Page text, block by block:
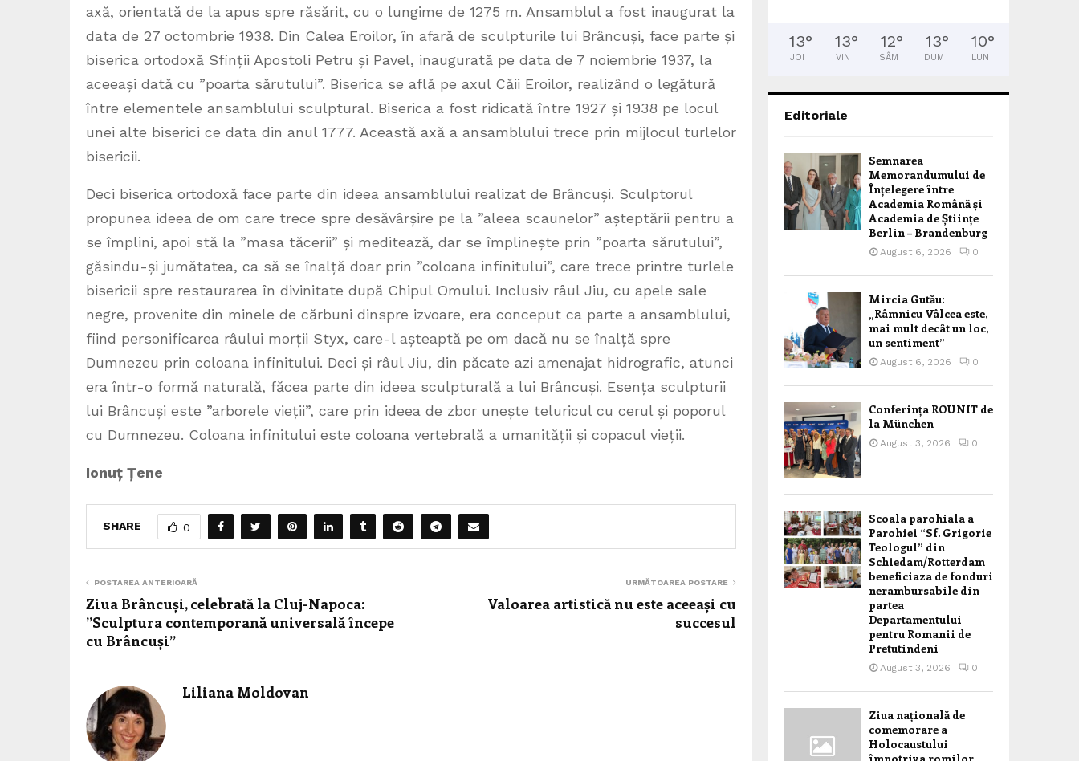
axă, orientată de la apus spre răsărit, cu o lungime de 1275 m. Ansamblul a fost inaugurat la
data de 27 octombrie 1938. Din Calea Eroilor, în afară de sculpturile lui Brâncuși, face parte și
biserica ortodoxă Sfinții Apostoli Petru și Pavel, inaugurată pe data de 7 noiembrie 1937, la
aceeași dată cu ”poarta sărutului”. Biserica se află pe axul Căii Eroilor, realizând o legătură
între elementele ansamblului sculptural. Biserica a fost ridicată între 1927 și 1938 pe locul
unei alte biserici ce data din anul 1777. Această axă a ansamblului trece prin mijlocul turlelor
bisericii.
Deci biserica ortodoxă face parte din ideea ansamblului realizat de Brâncuși. Sculptorul
propunea ideea de om care trece spre desăvârșire pe la ”aleea scaunelor” așteptării pentru a
se împlini, apoi stă la ”masa tăcerii” și meditează, dar se împlinește prin ”poarta sărutului”,
găsindu-și jumătatea, ca să se înalță doar prin ”coloana infinitului”, care trece printre turlele
bisericii spre restaurarea în divinitate după Chipul Omului. Inclusiv râul Jiu, cu apele sale
negre, provenite din minele de cărbuni dinspre izvoare, era conceput ca parte a ansamblului,
fiind personificarea râului morții Styx, care-l așteaptă pe om dacă nu se înalță spre
Dumnezeu prin coloana infinitului. Deci și râul Jiu, din păcate azi amenajat hidrografic, atunci
era într-o formă naturală, făcea parte din ideea sculpturală a lui Brâncuși. Esența sculpturii
lui Brâncuși este ”arborele vieții”, care prin ideea de zbor unește teluricul cu cerul și poporul
cu Dumnezeu. Coloana infinitului este coloana vertebrală a umanității și copacul vieții.
Ionuț Țene
SHARE 0
POSTAREA ANTERIOARĂ
Ziua Brâncuși, celebrată la Cluj-Napoca:
”Sculptura contemporană universală începe
cu Brâncuși”
URMĂTOAREA POSTARE
Valoarea artistică nu este aceeași cu
succesul
Liliana Moldovan
13°
JOI
13°
VIN
12°
SÂM
13°
DUM
10°
LUN
Editoriale
Semnarea
Memorandumului de
Înțelegere între
Academia Română și
Academia de Științe
Berlin – Brandenburg
August 6, 2026 0
Mircia Gutău:
„Râmnicu Vâlcea este,
mai mult decât un loc,
un sentiment”
August 6, 2026 0
Conferința ROUNIT de
la München
August 3, 2026 0
Scoala parohiala a
Parohiei “Sf. Grigorie
Teologul” din
Schiedam/Rotterdam
beneficiaza de fonduri
nerambursabile din
partea
Departamentului
pentru Romanii de
Pretutindeni
August 3, 2026 0
Ziua națională de
comemorare a
Holocaustului